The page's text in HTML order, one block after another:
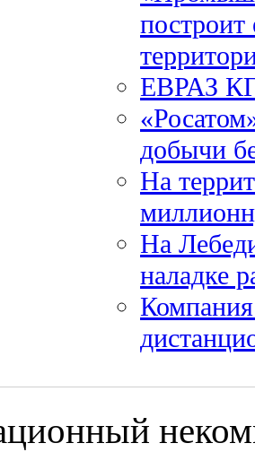
построит
ЕВРАЗ
добычи
На
На
наладке